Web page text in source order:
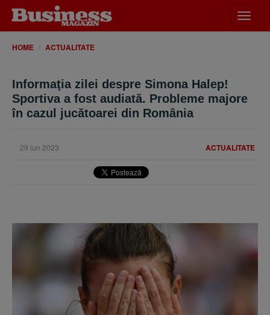
meniu
HOME ACTUALITATE
Informaţia zilei despre Simona Halep!
Sportiva a fost audiată. Probleme majore
în cazul jucătoarei din România
ACTUALITATE
29 iun 2023